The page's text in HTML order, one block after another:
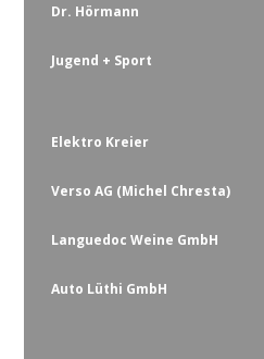
Dr. Hörmann
Jugend + Sport
Elektro Kreier
Verso AG (Michel Chresta)
Languedoc Weine GmbH
Auto Lüthi GmbH